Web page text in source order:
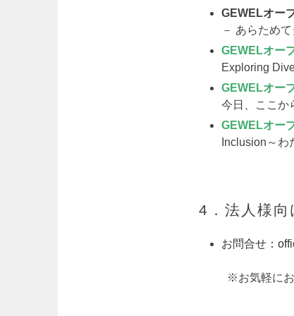
GEWELオー
－ あらため
GEWELオー
Exploring
GEWELオー
今日、ここか
GEWELオー
Inclusion～わ
4．法人様
お問合せ：
※お気軽に